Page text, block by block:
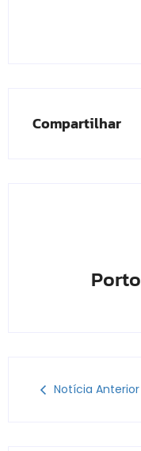
Compartilhar
Notícia Anterior